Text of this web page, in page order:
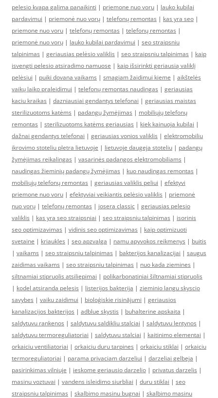
pelesio kvapa galima panaikinti | priemone nuo voru | lauko kubilai
pardavimui | priemonė nuo vorų | telefonų remontas | kas yra seo |
priemone nuo voru | telefonų remontas | telefonų remontas |
priemonė nuo vorų | lauko kubilai pardavimui | seo straipsniu
talpinimas | geriausias pelėsio valiklis | seo straipsniu talpinimas | kaip
isvengti pelesio atsiradimo namuose | kaip išsirinkti geriausią valiklį
pelėsiui | puiki dovana vaikams | smagiam žaidimui kieme | aikštelės
vaikų laiko praleidimui | telefonų remontas naudingas | geriausias
kaciu kraikas | dazniausiai gendantys telefonai | geriausias maistas
sterilizuotoms katėms | padangų žymėjimas | mobiliųjų telefonų
remontas | sterilizuotoms katėms geriausias | kiek kainuoja kubilai |
dažnai gendantys telefonai | geriausias vonios valiklis | elektromobiliu
ikrovimo stoteliu pletra lietuvoje | lietuvoje daugeja stoteliu | padangų
žymėjimas reikalingas | vasarinės padangos elektromobiliams |
naudingas žieminių padangų žymėjimas | kuo naudingas remontas |
mobiliųjų telefonų remontas | geriausias valiklis peliui | efektyvi
priemone nuo voru | efektyviai veikiantis pelėsio valiklis | priemonė
nuo vorų | telefonų remontas | josera classic | geriausias pelesio
valiklis | kas yra seo straipsniai | seo straipsniu talpinimas | isorinis
seo optimizavimas | vidinis seo optimizavimas | kaip optimizuoti
svetaine | kriaukles | seo apzvalga | namu apyvokos reikmenys | buitis
| vaikams | seo straipsniu talpinimas | bakterijos kanalizacijai | saugus
zaidimas vaikams | seo straipsniu talpinimas | nuo kada ziemines |
siltnamiai stipruolis atsiliepimai | polikarbonatiniai šiltnamiai stipruolis
| kodel atsiranda pelesis | listerijos bakterija | zieminio langu skyscio
savybes | vaiku zaidimui | bioloģiskie risinājumi | geriausios
kanalizacijos bakterijos | adblue skystis | buhalterine apskaita |
saldytuvu rankenos | saldytuvu saldikliu stalciai | saldytuvu lentynos |
saldytuvu termoreguliatoriai | saldytuvu stalciai | kaitinimo elementai |
orkaiciu ventiliatoriai | orkaiciu duru tarpines | orkaiciu stiklai | orkaiciu
termoreguliatoriai | parama privaciam darzeliui | darzeliai gelbeja |
pasirinkimas vilniuje | ieskome geriausio darzelio | privatus darzelis |
masinu voztuvai | vandens isleidimo siurbliai | duru stiklai | seo
straipsniu talpinimas | skalbimo masinu bugnai | skalbimo masinu